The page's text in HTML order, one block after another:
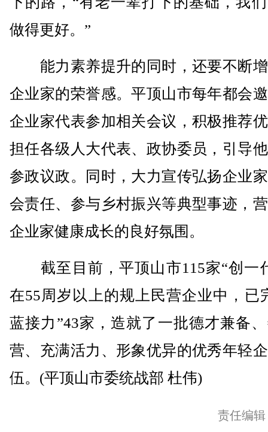
做得更好。”
能力素养提升的同时，还要不断
企业家的荣誉感。平顶山市每年都会
企业家代表参加相关会议，积极推荐
担任各级人大代表、政协委员，引导
参政议政。同时，大力宣传弘扬企业
会责任、参与乡村振兴等典型事迹，
企业家健康成长的良好氛围。
截至目前，平顶山市115家“创一
在55周岁以上的规上民营企业中，已
蓝接力”43家，造就了一批德才兼备
营、充满活力、形象优异的优秀年轻
伍。(平顶山市委统战部 杜伟)
责任编